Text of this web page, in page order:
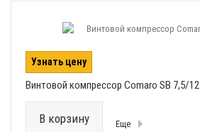
Узнать цену
Винтовой компрессор Comaro SB 7,5/12
В корзину Еще